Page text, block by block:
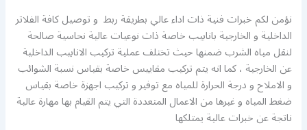
نؤمن لكم خبرات فنية ذات اداء عالي بطريقة ربط و توصيل كافة الفلاتر
الداخلية و الخارجية بانابيب خاصة ذات نوعيات عالية نحاسية صالحة
لنقل مياه الشرب ضمنها حيث تختلف عملية تركيب الانابيب الداخلية
عن الخارجية ، كما انه يتم تركيب مقاييس خاصة بقياس نسبة الشوائب
و الاملاح و درجة الحرارة للمياه مع توفير و تركيب اجهزة خاصة بقياس
ضغط المياه و غيرها من الاعمال المتعددة التي يتم القيام بها مهارة عالية
ناتجة عن خبرات عالية يمتلكها